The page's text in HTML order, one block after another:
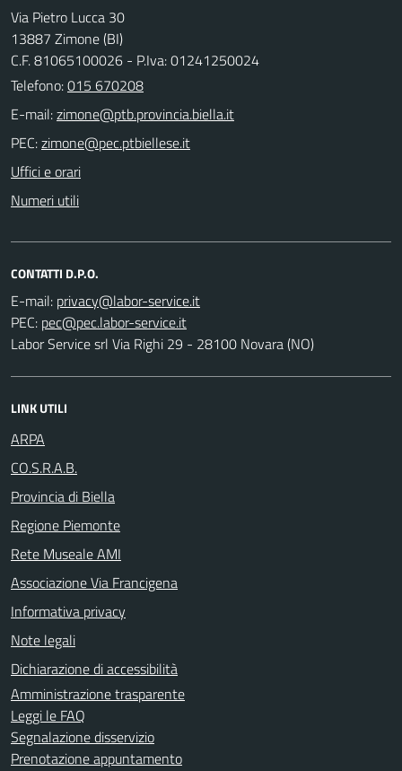
Via Pietro Lucca 30
13887 Zimone (BI)
C.F. 81065100026 - P.Iva: 01241250024
Telefono:015 670208
E-mail:
PEC:
Uffici e orari
Numeri utili
CONTATTI D.P.O.
E-mail:
PEC:
Labor Service srl Via Righi 29 - 28100 Novara (NO)
LINK UTILI
ARPA
CO.S.R.A.B.
Provincia di Biella
Regione Piemonte
Rete Museale AMI
Associazione Via Francigena
Informativa privacy
Note legali
Dichiarazione di accessibilità
Amministrazione trasparente
Leggi le FAQ
Segnalazione disservizio
Prenotazione appuntamento